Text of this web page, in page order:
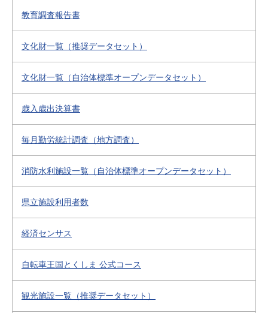
教育調査報告書
文化財一覧（推奨データセット）
文化財一覧（自治体標準オープンデータセット）
歳入歳出決算書
毎月勤労統計調査（地方調査）
消防水利施設一覧（自治体標準オープンデータセット）
県立施設利用者数
経済センサス
自転車王国とくしま 公式コース
観光施設一覧（推奨データセット）